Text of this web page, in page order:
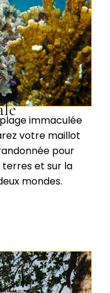
immaculée
votre maillot
pour
terres et sur la
mondes.